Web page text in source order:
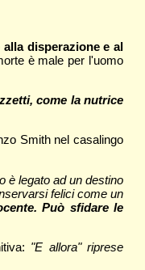
disperazione e al
è male per l'uomo
come la nutrice
Smith nel casalingo
è legato ad un destino
felici come un
Può sfidare le
"E allora" riprese